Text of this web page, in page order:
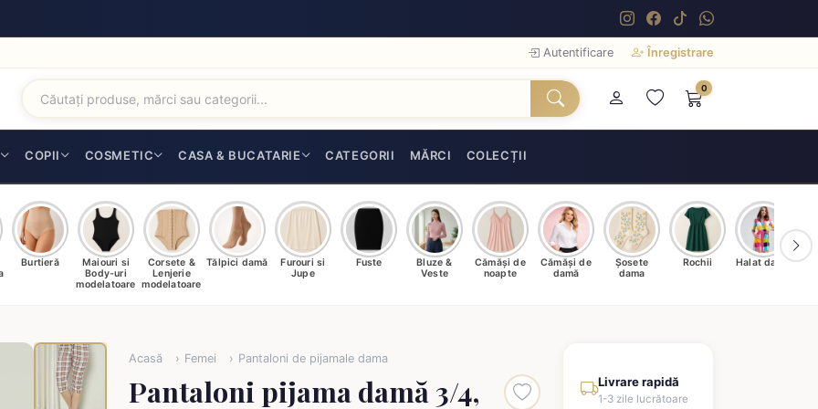
Autentificare Înregistrare
0
COPII COSMETIC CASA & BUCATARIE CATEGORII MĂRCI COLECȚII
Burtieră
Maiouri si
Body-uri
modelatoare
Corsete &
Lenjerie
modelatoare
Tălpici damă
Furouri si
Jupe
Fuste
Bluze &
Veste
Cămăși de
noapte
Cămăși de
damă
Șosete
dama
Rochii Halat damă
Acasă Femei Pantaloni de pijamale dama
Pantaloni pijama damă 3/4,
Livrare rapidă
1-3 zile lucrătoare